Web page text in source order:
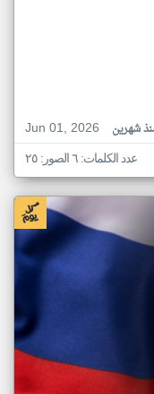
Jun 01, 2026
شهرين
عدد الكلمات: ٦ الصور: ٢٥